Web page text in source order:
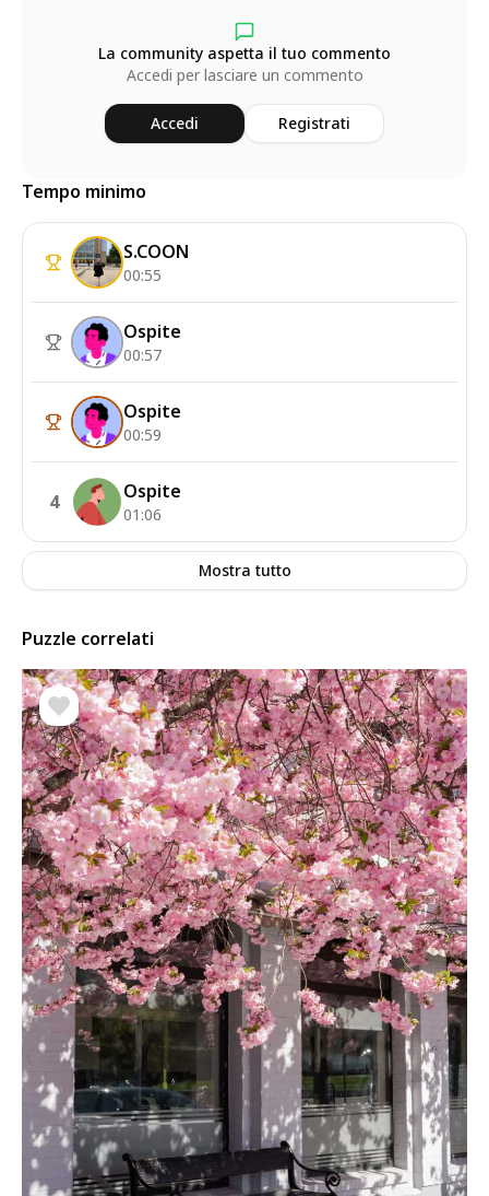
La community aspetta il tuo commento
Accedi per lasciare un commento
Accedi Registrati
Tempo minimo
S.COON
00:55
Ospite
00:57
Ospite
00:59
4 Ospite
01:06
Mostra tutto
Puzzle correlati